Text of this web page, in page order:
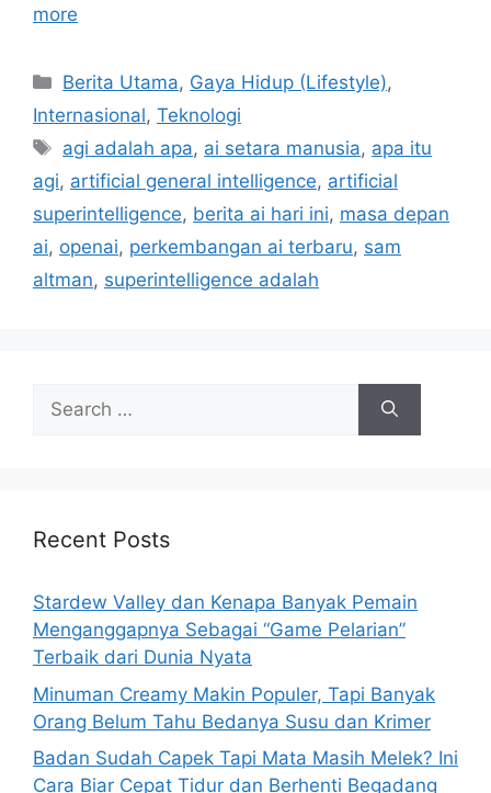
more
C
a
e
g
o
r
i
Berita Utama, Gaya Hidup (Lifestyle),
Internasional, Teknologi
T
s
agi adalah apa, ai setara manusia, apa itu
agi, artificial general intelligence, artificial
superintelligence, berita ai hari ini, masa depan
ai, openai, perkembangan ai terbaru, sam
altman, superintelligence adalah
h
r
:
Recent Posts
Stardew Valley dan Kenapa Banyak Pemain
Menganggapnya Sebagai “Game Pelarian”
Terbaik dari Dunia Nyata
Minuman Creamy Makin Populer, Tapi Banyak
Orang Belum Tahu Bedanya Susu dan Krimer
Badan Sudah Capek Tapi Mata Masih Melek? Ini
Cara Biar Cepat Tidur dan Berhenti Begadang